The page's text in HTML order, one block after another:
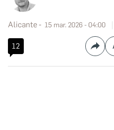
Alicante 15 mar. 2026 - 04:00
12